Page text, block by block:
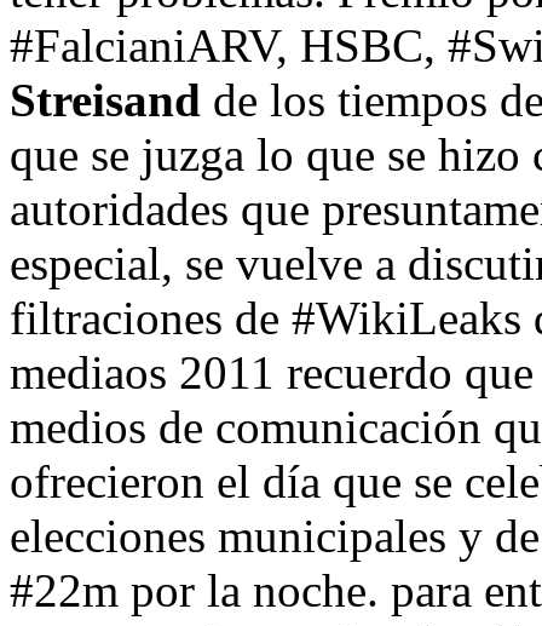
#FalcianiARV, HSBC,
Streisand de los tiempos
que se juzga lo que se
autoridades que
especial, se vuelve a
filtraciones de #WikiLeaks
mediaos 2011 recuerdo
medios de comunicación
ofrecieron el día que se
elecciones municipales y
#22m por la noche. para